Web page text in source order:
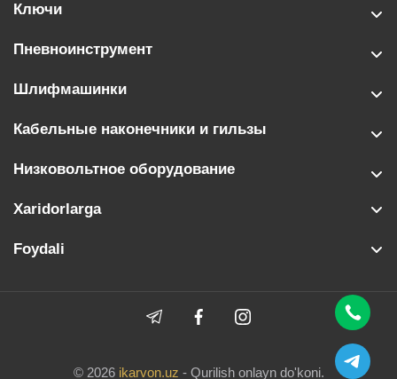
Ключи
Пневноинструмент
Шлифмашинки
Кабельные наконечники и гильзы
Низковольтное оборудование
Xaridorlarga
Foydali
© 2026 ikarvon.uz - Qurilish onlayn do'koni.